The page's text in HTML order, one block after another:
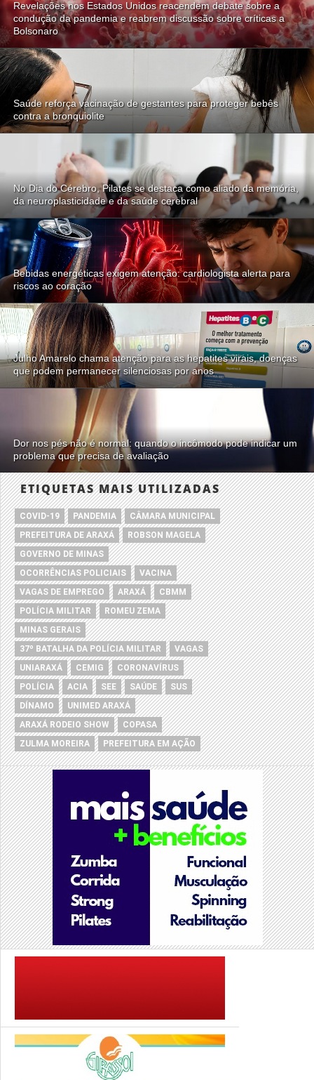
Revelações nos Estados Unidos reacendem debate sobre a
condução da pandemia e reabrem discussão sobre críticas a
Bolsonaro
Saúde reforça vacinação de gestantes para proteger bebês
contra a bronquiolite
No Dia do Cérebro, Pilates se destaca como aliado da memória,
da neuroplasticidade e da saúde cerebral
Bebidas energéticas exigem atenção: cardiologista alerta para
riscos ao coração
Julho Amarelo chama atenção para as hepatites virais, doenças
que podem permanecer silenciosas por anos
Dor nos pés não é normal: quando o incômodo pode indicar um
problema que precisa de avaliação
ETIQUETAS MAIS UTILIZADAS
COVID-19 PANDEMIA
CÂMARA MUNICIPAL
PREFEITURA DE ARAXÁ
ROBSON MAGELA
GOVERNO DE MINAS
OCORRÊNCIAS POLICIAIS
VACINA
VAGAS DE EMPREGO
ARAXÁ
CBMM
POLÍCIA MILITAR
ROMEU ZEMA
MINAS GERAIS
37º BATALHA DA POLÍCIA MILITAR
VAGAS
UNIARAXÁ
CEMIG
CORONAVÍRUS
POLÍCIA
ACIA SEE SAÚDE
SUS
DÍNAMO
UNIMED ARAXÁ
ARAXÁ RODEIO SHOW
COPASA
ZULMA MOREIRA
PREFEITURA EM AÇÃO